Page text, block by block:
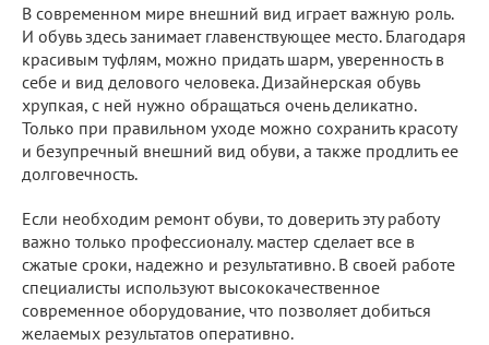
В современном мире внешний вид играет важную роль.
И обувь здесь занимает главенствующее место. Благодаря
красивым туфлям, можно придать шарм, уверенность в
себе и вид делового человека. Дизайнерская обувь
хрупкая, с ней нужно обращаться очень деликатно.
Только при правильном уходе можно сохранить красоту
и безупречный внешний вид обуви, а также продлить ее
долговечность.
Если необходим ремонт обуви, то доверить эту работу
важно только профессионалу. мастер сделает все в
сжатые сроки, надежно и результативно. В своей работе
специалисты используют высококачественное
современное оборудование, что позволяет добиться
желаемых результатов оперативно.